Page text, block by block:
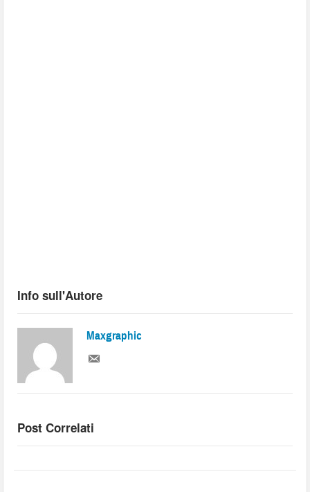
Info sull'Autore
Maxgraphic
Post Correlati